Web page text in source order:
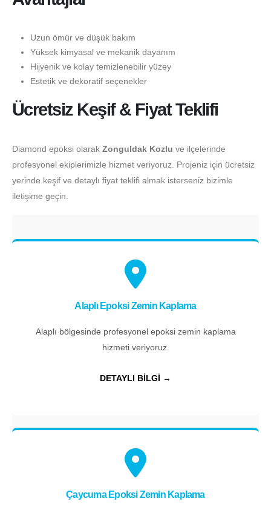
Uzun ömür ve düşük bakım
Yüksek kimyasal ve mekanik dayanım
Hijyenik ve kolay temizlenebilir yüzey
Estetik ve dekoratif seçenekler
Ücretsiz Keşif & Fiyat Teklifi
Diamond epoksi olarak Zonguldak Kozlu ve ilçelerinde
profesyonel ekiplerimizle hizmet veriyoruz. Projeniz için ücretsiz
yerinde keşif ve detaylı fiyat teklifi almak isterseniz bizimle
iletişime geçin.
Alaplı Epoksi Zemin Kaplama
Alaplı bölgesinde profesyonel epoksi zemin kaplama
hizmeti veriyoruz.
DETAYLI BİLGİ →
Çaycuma Epoksi Zemin Kaplama